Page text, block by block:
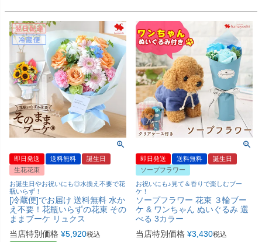
即日発送 送料無料
誕生日
生花花束
お誕生日やお祝いにも◎水換え不要で花
瓶いらず！
[冷蔵便]でお届け 送料無料 水か
え不要！花瓶いらずの花束 その
ままブーケ リュクス
当店特別価格 ¥5,920税込
即日発送 送料無料
誕生日
ソープフラワー
お祝いにも♪見て＆香りで楽しむブー
ケ！
ソープフラワー 花束 ３輪ブー
ケ & ワンちゃん ぬいぐるみ 選
べる 3カラー
当店特別価格 ¥3,430税込